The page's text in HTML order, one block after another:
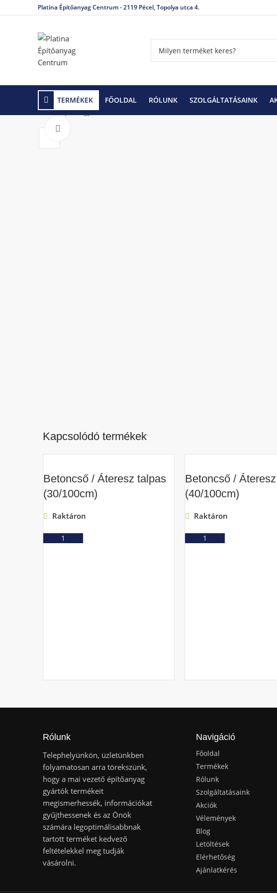
Platina Építőanyag Centrum - 2119 Pécel, Topolya utca 4.
TERMÉKEK FŐOLDAL RÓLUNK SZOLGÁLTATÁSAINK
Kezdőlap Egyéb kerti termékek
Kapcsolódó termékek
Betoncső / Áteresz talpas
(30/100cm)
Raktáron
Betoncső /
(40/100cm)
Raktáron
Rólunk
Telephelyünkön, üzletünkben
folyamatosan arra törekszünk,
hogy a mai vezető építőanyag
gyártók termékeit
megismerhessék, információkat
gyűjthessenek és az Önök
számára legoptimálisabbnak
tartott terméket kedvező
feltételekkel meg tudják
vásárolni.
Navigáció
Főoldal
Termékek
Rólunk
Szolgáltatásaink
Akciók
Vélemények
Blog
Letöltések
Elérhetőség
Ajánlatkérés